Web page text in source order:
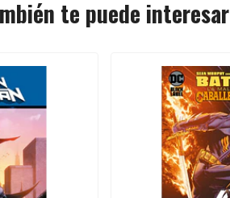
te puede interesar